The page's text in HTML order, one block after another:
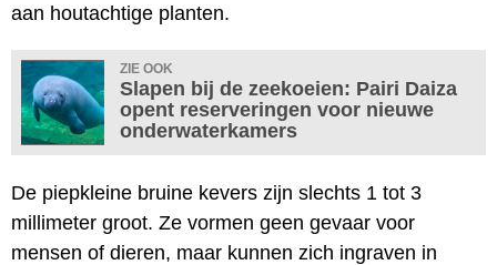
aan houtachtige planten.
ZIE OOK
Slapen bij de zeekoeien: Pairi Daiza
opent reserveringen voor nieuwe
onderwaterkamers
De piepkleine bruine kevers zijn slechts 1 tot 3
millimeter groot. Ze vormen geen gevaar voor
mensen of dieren, maar kunnen zich ingraven in